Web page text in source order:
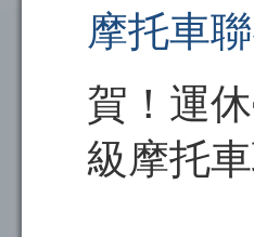
摩托車
賀！運
級摩托